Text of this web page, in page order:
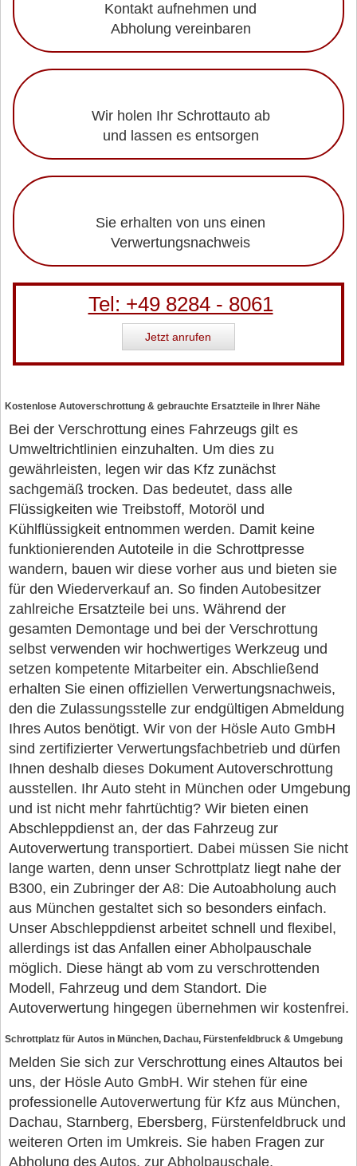
Kontakt aufnehmen und
Abholung vereinbaren
Wir holen Ihr Schrottauto ab
und lassen es entsorgen
Sie erhalten von uns einen
Verwertungsnachweis
Tel: +49 8284 - 8061
Jetzt anrufen
Kostenlose Autoverschrottung & gebrauchte Ersatzteile in Ihrer Nähe
Bei der Verschrottung eines Fahrzeugs gilt es
Umweltrichtlinien einzuhalten. Um dies zu
gewährleisten, legen wir das Kfz zunächst
sachgemäß trocken. Das bedeutet, dass alle
Flüssigkeiten wie Treibstoff, Motoröl und
Kühlflüssigkeit entnommen werden. Damit keine
funktionierenden Autoteile in die Schrottpresse
wandern, bauen wir diese vorher aus und bieten sie
für den Wiederverkauf an. So finden Autobesitzer
zahlreiche Ersatzteile bei uns. Während der
gesamten Demontage und bei der Verschrottung
selbst verwenden wir hochwertiges Werkzeug und
setzen kompetente Mitarbeiter ein. Abschließend
erhalten Sie einen offiziellen Verwertungsnachweis,
den die Zulassungsstelle zur endgültigen Abmeldung
Ihres Autos benötigt. Wir von der Hösle Auto GmbH
sind zertifizierter Verwertungsfachbetrieb und dürfen
Ihnen deshalb dieses Dokument Autoverschrottung
ausstellen. Ihr Auto steht in München oder Umgebung
und ist nicht mehr fahrtüchtig? Wir bieten einen
Abschleppdienst an, der das Fahrzeug zur
Autoverwertung transportiert. Dabei müssen Sie nicht
lange warten, denn unser Schrottplatz liegt nahe der
B300, ein Zubringer der A8: Die Autoabholung auch
aus München gestaltet sich so besonders einfach.
Unser Abschleppdienst arbeitet schnell und flexibel,
allerdings ist das Anfallen einer Abholpauschale
möglich. Diese hängt ab vom zu verschrottenden
Modell, Fahrzeug und dem Standort. Die
Autoverwertung hingegen übernehmen wir kostenfrei.
Schrottplatz für Autos in München, Dachau, Fürstenfeldbruck & Umgebung
Melden Sie sich zur Verschrottung eines Altautos bei
uns, der Hösle Auto GmbH. Wir stehen für eine
professionelle Autoverwertung für Kfz aus München,
Dachau, Starnberg, Ebersberg, Fürstenfeldbruck und
weiteren Orten im Umkreis. Sie haben Fragen zur
Abholung des Autos, zur Abholpauschale,